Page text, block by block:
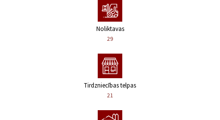
Noliktavas
29
Tirdzniecības telpas
21